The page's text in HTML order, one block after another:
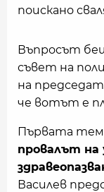
поискано
Въпросът
съвет на
на
че вотът е
Първата
провалът на
Василев